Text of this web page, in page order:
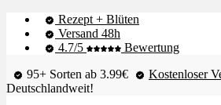
Rezept + Blüten
Versand 48h
4.7/5
Bewertung
95+ Sorten ab 3.99€
Kostenloser
Deutschlandweit!